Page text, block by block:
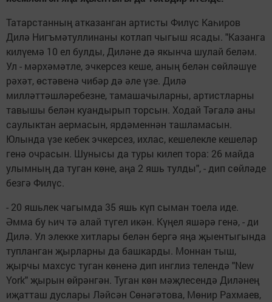
Татарстанның атказанган артисты Филүс Каһиров
Дилә Нигъмәтуллинаны котлап чыгыш ясады. "Казанга
килүемә 10 ел булды, Диләне дә якынча шулай беләм.
Ул - мәрхәмәтле, эчкерсез кеше, аның белән сөйләшүе
рәхәт, өстәвенә чибәр дә әле үзе. Дилә
милләттәшләребезне, тамашачыларны, артистларны
тавышы белән куандырып торсын. Ходай Тәгалә аны
саулыктан аермасын, ярдәменнән ташламасын.
Юлында үзе кебек эчкерсез, ихлас, кешелекле кешеләр
генә очрасын. Шунысы да туры килеп тора: 26 майда
улымның да туган көне, аңа 2 яшь тулды", - дип сөйләде
безгә Филүс.
- 20 яшьлек чагымда 35 яшь күп сыман тоела иде.
Әмма бу һич тә алай түгел икән. Күңел яшәрә генә, - ди
Дилә. Ул элекке хитлары белән бергә яңа җыентыгында
тупланган җырларны да башкарды. Моннан тыш,
җырчы махсус туган көненә дип инглиз телендә "New
York" җырын өйрәнгән. Туган көн мәҗлесендә Диләнең
иҗатташ дуслары Ләйсән Сөнәгәтова, Мөнир Рахмаев,